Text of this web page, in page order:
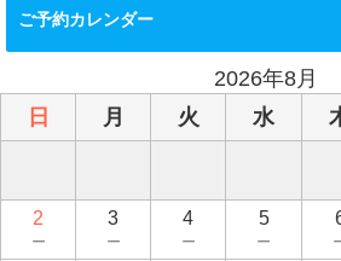
ご予約カレンダー
2026年8月
日
月 火 水
2
－
3
－
4
－
5
－